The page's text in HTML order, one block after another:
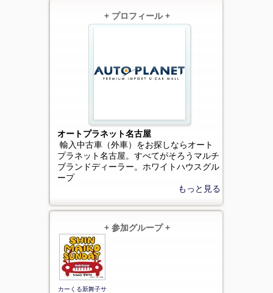
+ プロフィール +
オートプラネット名古屋
輸入中古車（外車）をお探しならオート
プラネット名古屋。すべてがそろうマルチ
ブランドディーラー。ホワイトハウスグル
ープ
もっと見る
+ 参加グループ +
カーくる新舞子サ